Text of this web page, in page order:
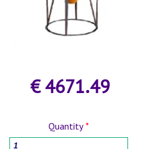
€ 4671.49
Quantity*